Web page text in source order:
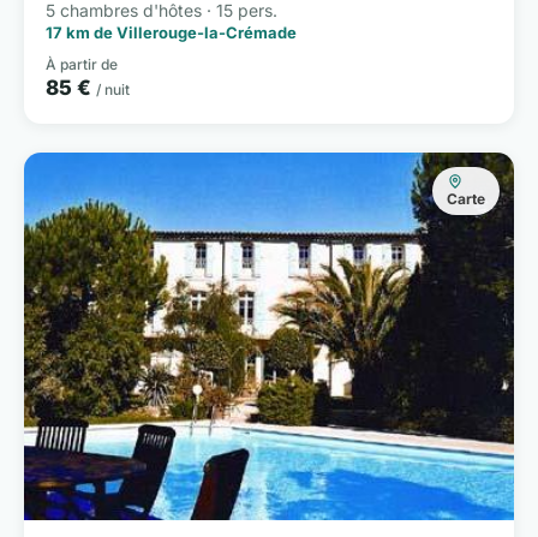
5 chambres d'hôtes · 15 pers.
17 km de Villerouge-la-Crémade
À partir de
85 € / nuit
Carte